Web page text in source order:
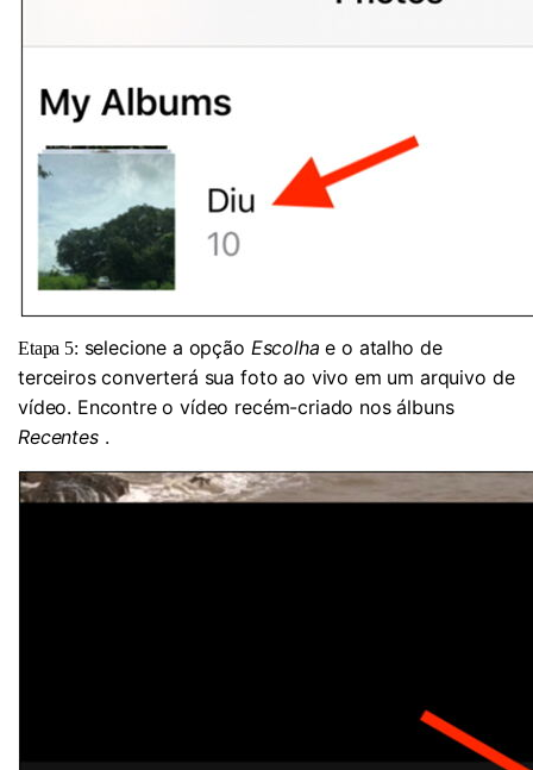
Etapa 5: selecione a opção Escolha e o atalho de
terceiros converterá sua foto ao vivo em um arquivo de
vídeo. Encontre o vídeo recém-criado nos álbuns
Recentes.